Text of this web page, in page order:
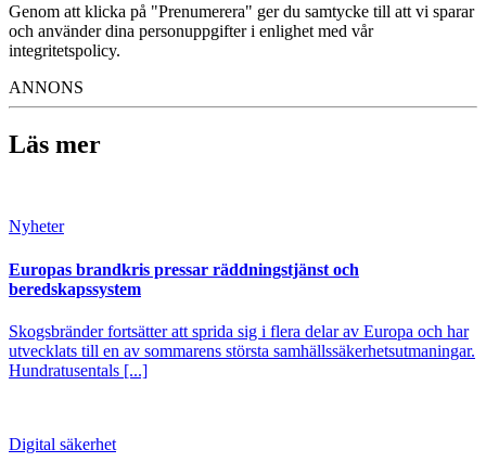
Genom att klicka på "Prenumerera" ger du samtycke till att vi sparar
och använder dina personuppgifter i enlighet med vår
integritetspolicy.
ANNONS
Läs mer
Nyheter
Europas brandkris pressar räddningstjänst och
beredskapssystem
Skogsbränder fortsätter att sprida sig i flera delar av Europa och har
utvecklats till en av sommarens största samhällssäkerhetsutmaningar.
Hundratusentals [...]
Digital säkerhet